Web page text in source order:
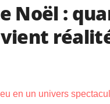
Noël :
en un univers